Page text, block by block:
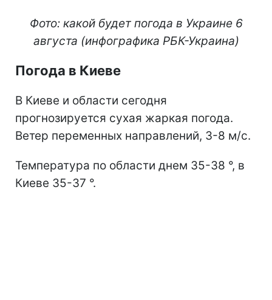
Фото: какой будет погода в Украине 6
августа (инфографика РБК-Украина)
Погода в Киеве
В Киеве и области сегодня
прогнозируется сухая жаркая погода.
Ветер переменных направлений, 3-8 м/с.
Температура по области днем 35-38 °, в
Киеве 35-37 °.